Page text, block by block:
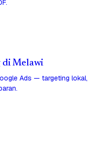
di Melawi
Ads — targeting lokal,